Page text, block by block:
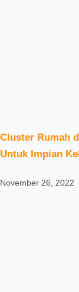
Cluster Rumah
Untuk Impian
November 26, 2022